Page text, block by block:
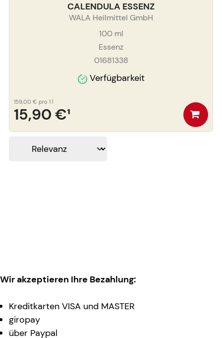
CALENDULA ESSENZ
WALA Heilmittel GmbH
100ml
Essenz
01681338
Verfügbarkeit
15,90 €¹
159,00 € pro 1 l
Wir akzeptieren Ihre Bezahlung:
Kreditkarten VISA und MASTER
giropay
über Paypal